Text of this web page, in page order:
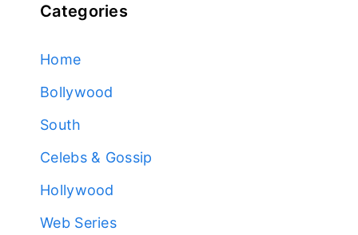
Categories
Home
Bollywood
South
Celebs & Gossip
Hollywood
Web Series